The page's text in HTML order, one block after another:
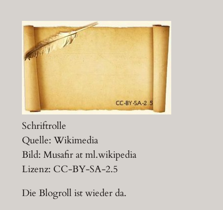
Schriftrolle
Quelle: Wikimedia
Bild: Musafir at ml.wikipedia
Lizenz: CC-BY-SA-2.5
Die Blogroll ist wieder da.